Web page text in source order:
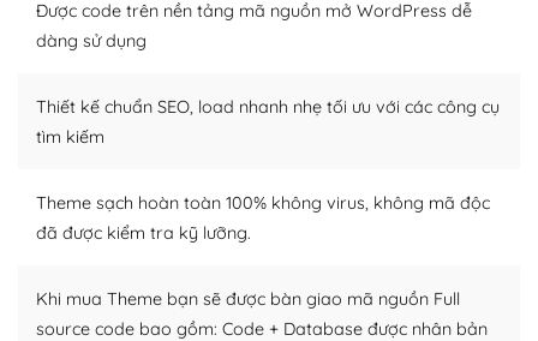
tìm kiếm chúng trên Internet hoặc nhờ chuyên gia.
Dễ dàng tùy chỉnh trên WordPress
– Sở hữu một cộng đồng lớn, sẵn sàng hỗ trợ
người cuồng tín WordPress.
kiếm những cộng đồng WordPress, họ sẽ giúp bạn trả
lời, giải đáp vấn đề của bạn.
Được code trên nền tảng mã nguồn mở WordPress dễ
dàng sử dụng
Thiết kế chuẩn SEO, load nhanh nhẹ tối ưu với các công cụ
tìm kiếm
Theme sạch hoàn toàn 100% không virus, không mã độc
đã được kiểm tra kỹ lưỡng.
Khi mua Theme bạn sẽ được bàn giao mã nguồn Full
source code bao gồm: Code + Database được nhân bản